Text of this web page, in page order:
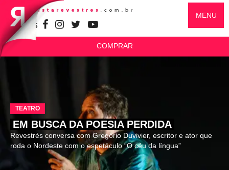
SIGA-NOS
MENU
COMPRAR
TEATRO
EM BUSCA DA POESIA PERDIDA
Revestrés conversa com Gregório Duvivier, escritor e ator que
roda o Nordeste com o espetáculo “O céu da língua”